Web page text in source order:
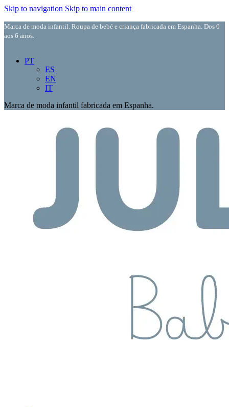
Skip to navigation Skip to main content
Marca de moda infantil. Roupa de bebé e criança fabricada em Espanha. Dos 0
aos 6 anos.
PT
ES
EN
IT
Marca de moda infantil fabricada em Espanha.